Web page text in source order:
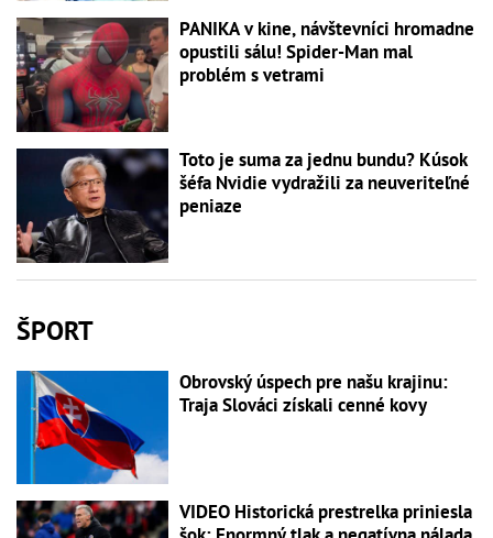
PANIKA v kine, návštevníci hromadne
opustili sálu! Spider-Man mal
problém s vetrami
Toto je suma za jednu bundu? Kúsok
šéfa Nvidie vydražili za neuveriteľné
peniaze
ŠPORT
Obrovský úspech pre našu krajinu:
Traja Slováci získali cenné kovy
VIDEO Historická prestrelka priniesla